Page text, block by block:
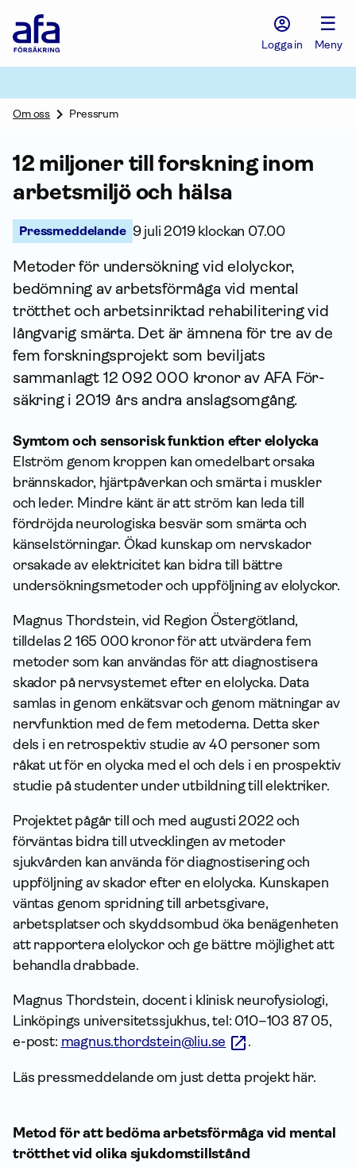
Försäkring
Logga in
☰
Meny
Om oss Pressrum
12 miljoner till forskning inom
arbetsmiljö och hälsa
Pressmeddelande 9 juli 2019 klockan 07.00
Metoder för undersökning vid elolyckor,
bedömning av arbetsförmåga vid mental
trötthet och arbetsinriktad rehabilitering vid
långvarig smärta. Det är ämnena för tre av de
fem forsknings­projekt som beviljats
sammanlagt 12 092 000 kronor av AFA För­
säkring i 2019 års andra anslagsomgång.
Symtom och sensorisk funktion efter elolycka
Elström genom kroppen kan omedelbart orsaka
brännskador, hjärtpåverkan och smärta i muskler
och leder. Mindre känt är att ström kan leda till
fördröjda neurologiska besvär som smärta och
känselstörningar. Ökad kunskap om nervskador
orsakade av elektricitet kan bidra till bättre
undersökningsmetoder och uppföljning av elolyckor.
Magnus Thordstein, vid Region Östergötland,
tilldelas 2 165 000 kronor för att utvärdera fem
metoder som kan användas för att diagnostisera
skador på nervsystemet efter en elolycka. Data
samlas in genom enkätsvar och genom mätningar av
nervfunktion med de fem metoderna. Detta sker
dels i en retrospektiv studie av 40 personer som
råkat ut för en olycka med el och dels i en prospektiv
studie på studenter under utbildning till elektriker.
Projektet pågår till och med augusti 2022 och
förväntas bidra till utvecklingen av metoder
sjukvården kan använda för diagnostisering och
uppföljning av skador efter en elolycka. Kunskapen
väntas genom spridning till arbetsgivare,
arbetsplatser och skyddsombud öka benägenheten
att rapportera elolyckor och ge bättre möjlighet att
behandla drabbade.
Magnus Thordstein, docent i klinisk neurofysiologi,
Linköpings universitetssjukhus, tel: 010–103 87 05,
e-post: magnus.thordstein@liu.se .
Läs pressmeddelande om just detta projekt här.
Metod för att bedöma arbetsförmåga vid mental
trötthet vid olika sjukdomstillstånd